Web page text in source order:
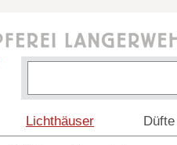
Lichthäuser Düfte